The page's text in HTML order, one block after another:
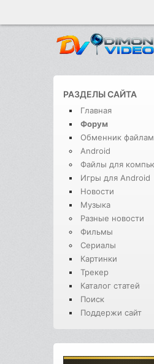
РАЗДЕЛЫ САЙТА
Главная
Форум
Обменник
Android
Файлы для
Игры для Android
Новости
Музыка
Разные новости
Фильмы
Сериалы
Картинки
Трекер
Каталог статей
Поиск
Поддержи сайт